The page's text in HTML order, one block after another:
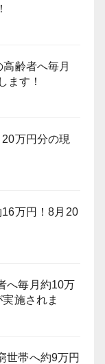
高齢者へ毎月
ます！
20万円分の現
16万円！8月20
へ毎月約10万
実施されま
世帯へ約9万円